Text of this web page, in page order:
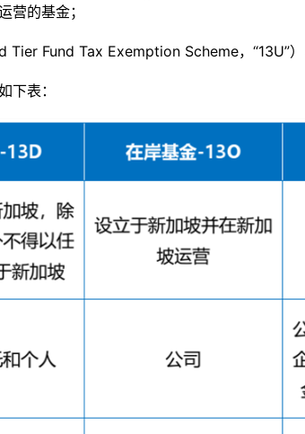
营的基金；
Tier Fund Tax Exemption Scheme，“13U”
下表：